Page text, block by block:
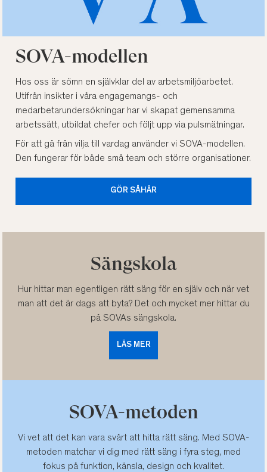
SOVA-modellen
Hos oss är sömn en självklar del av arbetsmiljöarbetet.
Utifrån insikter i våra engagemangs- och
medarbetarundersökningar har vi skapat gemensamma
arbetssätt, utbildat chefer och följt upp via pulsmätningar.
För att gå från vilja till vardag använder vi SOVA-modellen.
Den fungerar för både små team och större organisationer.
GÖR SÅHÄR
Sängskola
Hur hittar man egentligen rätt säng för en själv och när vet
man att det är dags att byta? Det och mycket mer hittar du
på SOVAs sängskola.
LÄS MER
SOVA-metoden
Vi vet att det kan vara svårt att hitta rätt säng. Med SOVA-
metoden matchar vi dig med rätt säng i fyra steg, med
fokus på funktion, känsla, design och kvalitet.